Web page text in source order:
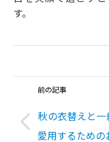
す。
前の記事
秋の衣替えと
愛用するための